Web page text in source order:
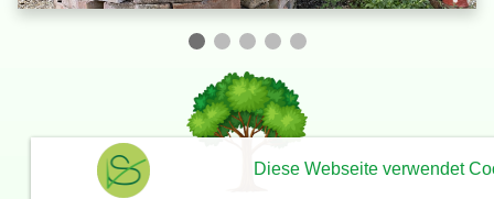
Diese Webseite verwendet